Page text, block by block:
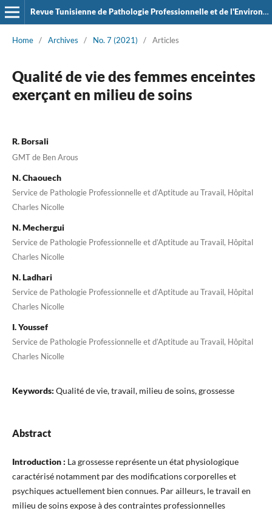
Revue Tunisienne de Pathologie Professionnelle et de l'Environement
Home / Archives / No. 7 (2021) / Articles
Qualité de vie des femmes enceintes
exerçant en milieu de soins
R. Borsali
GMT de Ben Arous
N. Chaouech
Service de Pathologie Professionnelle et d’Aptitude au Travail, Hôpital
Charles Nicolle
N. Mechergui
Service de Pathologie Professionnelle et d’Aptitude au Travail, Hôpital
Charles Nicolle
N. Ladhari
Service de Pathologie Professionnelle et d’Aptitude au Travail, Hôpital
Charles Nicolle
I. Youssef
Service de Pathologie Professionnelle et d’Aptitude au Travail, Hôpital
Charles Nicolle
Keywords: Qualité de vie, travail, milieu de soins, grossesse
Abstract
Introduction : La grossesse représente un état physiologique
caractérisé notamment par des modifications corporelles et
psychiques actuellement bien connues. Par ailleurs, le travail en
milieu de soins expose à des contraintes professionnelles